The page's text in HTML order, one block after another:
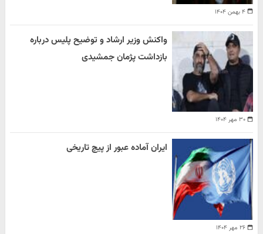
۴ بهمن ۱۴۰۴
۳۰ مهر ۱۴۰۴
واکنش وزیر ارشاد و توضیح پلیس درباره
بازداشت پژمان جمشیدی
۲۶ مهر ۱۴۰۴
ایران آماده عبور از پیچ تاریخی